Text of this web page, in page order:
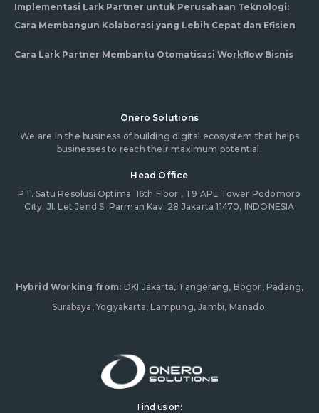
Implementasi Lark Partner untuk Perusahaan Teknologi:
Cara Membangun Kolaborasi yang Lebih Cepat dan Efisien
Cara Lark Partner Membantu Otomatisasi Workflow Bisnis
Onero Solutions
We are in the business of building digital ecosystem that helps
businesses to reach their maximum potential.
Head Office
PT. Satu Resolusi Optima 16th Floor , T9 APL Tower Podomoro
City. Jl. Let Jend S. Parman Kav. 28 Jakarta 11470, INDONESIA
Hybrid Working from: DKI Jakarta, Tangerang, Bogor, Padang,
Surabaya, Yogyakarta, Lampung, Jambi, Manado.
Find us on: